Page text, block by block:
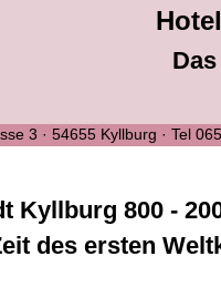
3 · 54655 Kyllburg · Tel
Kyllburg 800 -
des ersten